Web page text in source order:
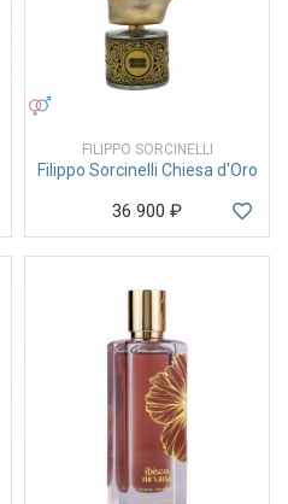
FILIPPO SORCINELLI
Filippo Sorcinelli Chiesa d'Oro
36 900 ₽